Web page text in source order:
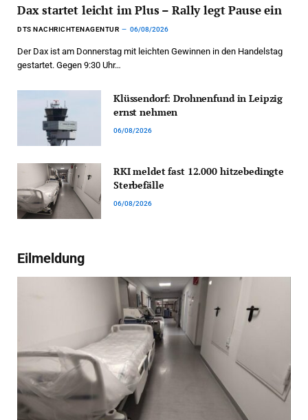
Dax startet leicht im Plus – Rally legt Pause ein
DTS NACHRICHTENAGENTUR 06/08/2026
Der Dax ist am Donnerstag mit leichten Gewinnen in den Handelstag
gestartet. Gegen 9:30 Uhr…
Klüssendorf: Drohnenfund in Leipzig
ernst nehmen
06/08/2026
RKI meldet fast 12.000 hitzebedingte
Sterbefälle
06/08/2026
Eilmeldung